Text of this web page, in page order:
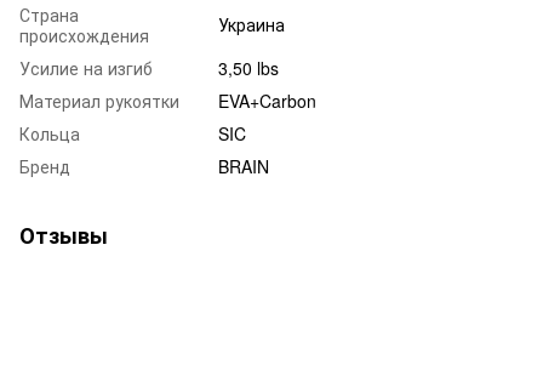
Страна
происхождения
Украина
Усилие на изгиб
3,50 lbs
Материал рукоятки
EVA+Carbon
Кольца
SIC
Бренд
BRAIN
Отзывы